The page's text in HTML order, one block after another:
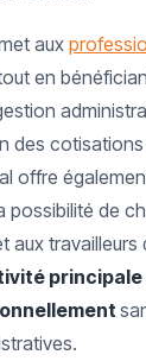
aux
en
des cotisations
offre
possibilité de
aux travailleurs
principale